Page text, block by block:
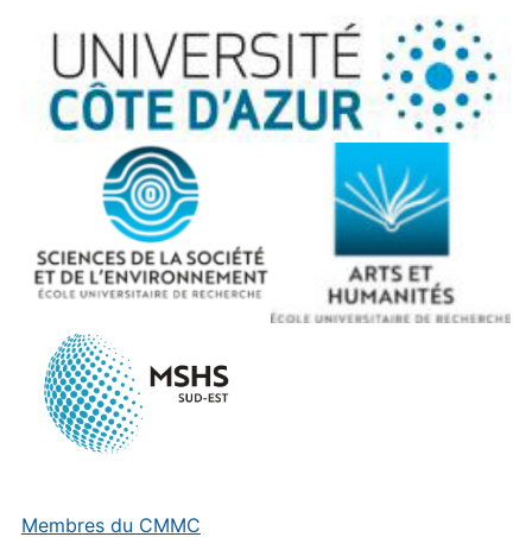
Membres du CMMC